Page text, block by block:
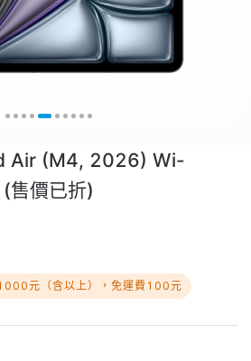
Air (M4, 2026) Wi-
售價已折)
元（含以上），免運費100元